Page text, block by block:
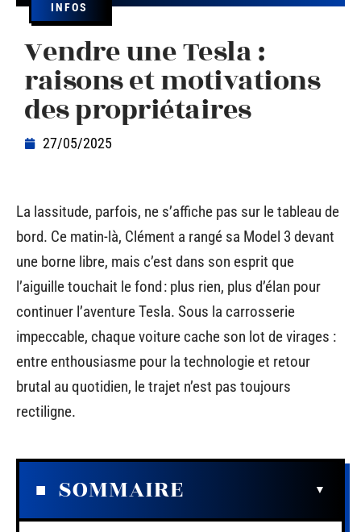
INFOS
Vendre une Tesla :
raisons et motivations
des propriétaires
27/05/2025
La lassitude, parfois, ne s’affiche pas sur le tableau de
bord. Ce matin-là, Clément a rangé sa Model 3 devant
une borne libre, mais c’est dans son esprit que
l’aiguille touchait le fond : plus rien, plus d’élan pour
continuer l’aventure Tesla. Sous la carrosserie
impeccable, chaque voiture cache son lot de virages :
entre enthousiasme pour la technologie et retour
brutal au quotidien, le trajet n’est pas toujours
rectiligne.
SOMMAIRE